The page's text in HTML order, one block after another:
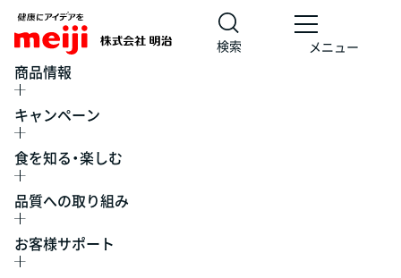
検索 メニュー
商品情報
キャンペーン
食を知る・楽しむ
品質への取り組み
お客様サポート